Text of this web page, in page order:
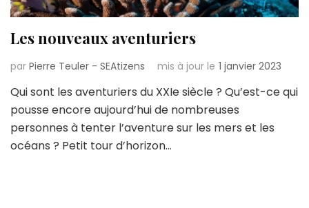
Les nouveaux aventuriers
par Pierre Teuler - SEAtizens mis à jour le 1 janvier 2023
Qui sont les aventuriers du XXIe siècle ? Qu’est-ce qui
pousse encore aujourd’hui de nombreuses
personnes à tenter l’aventure sur les mers et les
océans ? Petit tour d’horizon…